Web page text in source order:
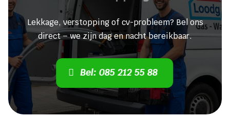
Lekkage, verstopping of cv-probleem? Bel ons
direct – we zijn dag en nacht bereikbaar.
Bel: 085 212 55 88